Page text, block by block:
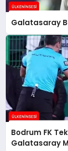
Galatasaray
Bodrum FK
Galatasaray